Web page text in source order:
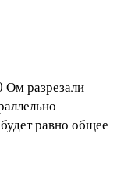
Ом разрезали
равно общее